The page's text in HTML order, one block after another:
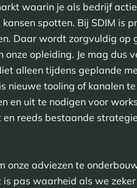
waarin je als bedrijf
spotten. Bij SDIM is
Daar wordt zorgvuldig op
opleiding. Je mag dus
alleen tijdens geplande
nieuwe tooling of kanalen
en uit te nodigen voor
reeds bestaande
onze adviezen te
pas waarheid als we